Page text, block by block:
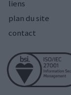
liens
plan du site
contact